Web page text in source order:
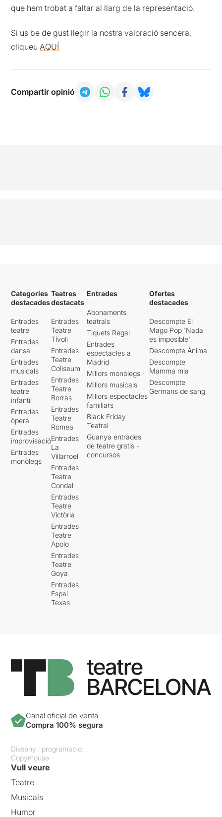
que hem trobat a faltar al llarg de la representació.
Si us be de gust llegir la nostra valoració sencera,
cliqueuAQUÍ
Compartir opinió
Categories
destacades
Entrades
teatre
Entrades
dansa
Entrades
musicals
Entrades
teatre
infantil
Entrades
òpera
Entrades
improvisació
Entrades
monòlegs
Teatres
destacats
Entrades
Teatre
Tívoli
Entrades
Teatre
Coliseum
Entrades
Teatre
Borràs
Entrades
Teatre
Romea
Entrades
La
Villarroel
Entrades
Teatre
Condal
Entrades
Teatre
Victòria
Entrades
Teatre
Apolo
Entrades
Teatre
Goya
Entrades
Espai
Texas
Entrades
Abonaments
teatrals
Tiquets Regal
Entrades
espectacles a
Madrid
Millors monòlegs
Millors musicals
Millors espectacles
familiars
Black Friday
Teatral
Guanya entrades
de teatre gratis -
concursos
Ofertes
destacades
Descompte El
Mago Pop 'Nada
es imposible'
Descompte Ànima
Descompte
Mamma mia
Descompte
Germans de sang
Canal oficial de venta
Compra 100% segura
Disseny i programació:
Copymouse
Vull veure
Teatre
Musicals
Humor